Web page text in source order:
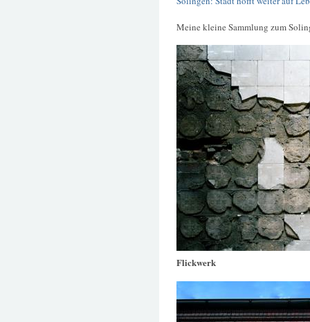
Meine kleine Sammlung zum
Flickwerk